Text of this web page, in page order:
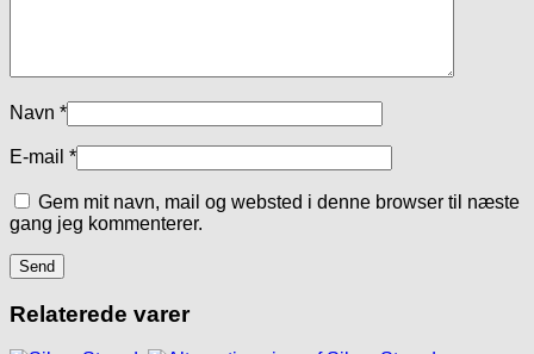
Navn *
E-mail *
Gem mit navn, mail og websted i denne browser til næste
gang jeg kommenterer.
Relaterede varer